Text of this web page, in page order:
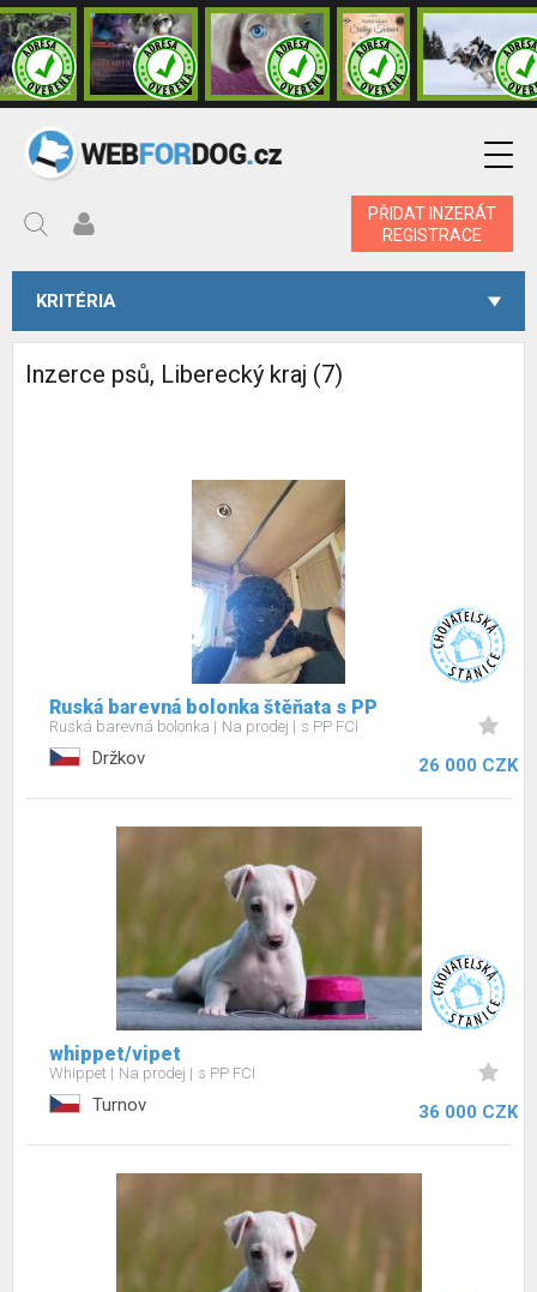
PŘIDAT INZERÁT
REGISTRACE
KRITÉRIA
Inzerce psů, Liberecký kraj (7)
Ruská barevná bolonka štěňata s PP
Ruská barevná bolonka Na prodej s PP FCI
Držkov 26 000 CZK
whippet/vipet
Whippet Na prodej s PP FCI
Turnov 36 000 CZK